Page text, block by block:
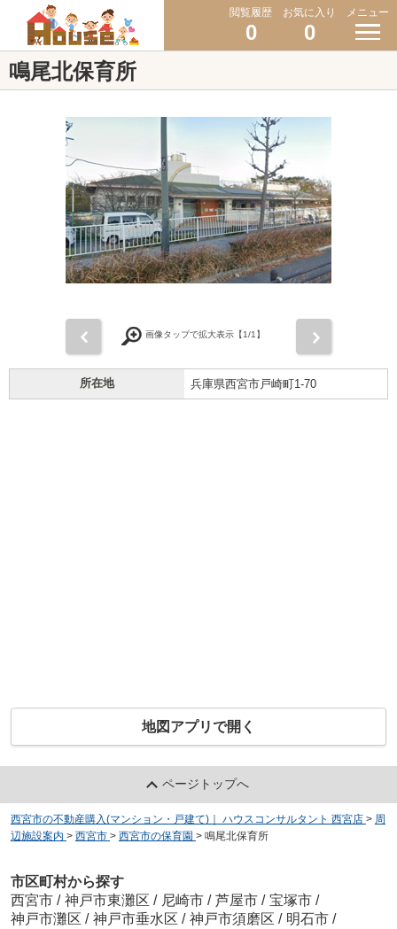
閲覧履歴
0
お気に入り
0
メニュー
鳴尾北保育所
画像タップで拡大表示【1/1】
所在地 兵庫県西宮市戸崎町1-70
地図アプリで開く
ページトップへ
西宮市の不動産購入(マンション・戸建て)｜ ハウスコンサルタント 西宮店 > 周
辺施設案内 > 西宮市 > 西宮市の保育園 > 鳴尾北保育所
市区町村から探す
西宮市 / 神戸市東灘区 / 尼崎市 / 芦屋市 / 宝塚市 /
神戸市灘区 / 神戸市垂水区 / 神戸市須磨区 / 明石市 /